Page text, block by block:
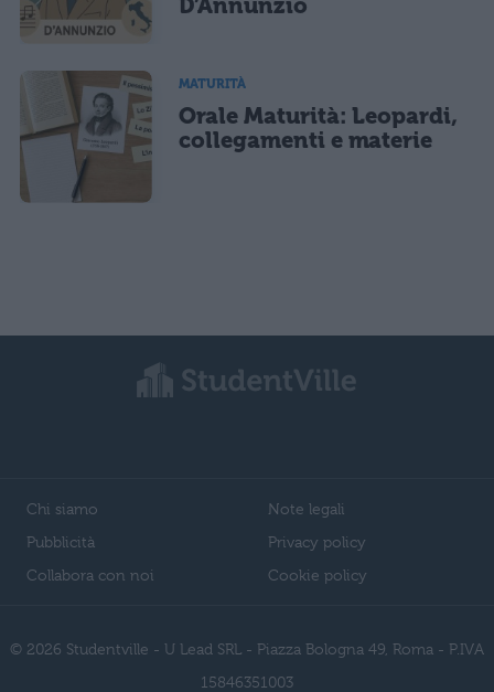
MATURITÀ
Orale Maturità: Leopardi,
collegamenti e materie
Chi siamo
Pubblicità
Collabora con noi
Note legali
Privacy policy
Cookie policy
© 2026 Studentville - U Lead SRL - Piazza Bologna 49, Roma - P.IVA
15846351003